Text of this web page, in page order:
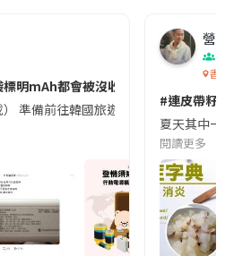
明mAh都會被沒收😱出發前切記檢查
） 準備前往韓國旅遊的民眾，近期要
營養
香港
#連皮帶籽
夏天其中一
閱讀更多